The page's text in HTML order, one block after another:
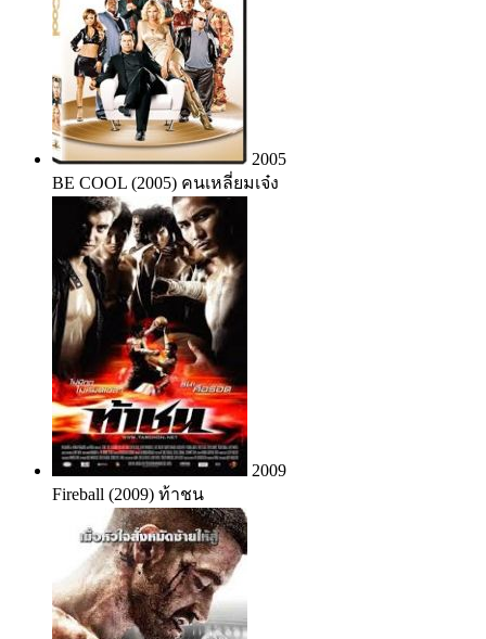
2005
BE COOL (2005) คนเหลี่ยมเจ๋ง
2009
Fireball (2009) ท้าชน